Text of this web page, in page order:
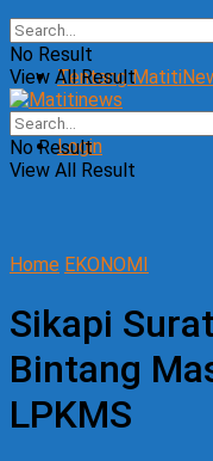
SOP
Tentang
Login
No Result
View All Result
No Result
View All Result
Home EKONOMI
Sikapi
Bintang
LPKMS